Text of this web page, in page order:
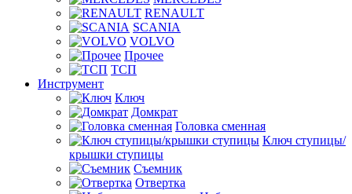
RENAULT
SCANIA
VOLVO
Прочее
ТСП
Инструмент
Ключ
Домкрат
Головка сменная
Ключ ступицы/
крышки ступицы
Съемник
Отвертка